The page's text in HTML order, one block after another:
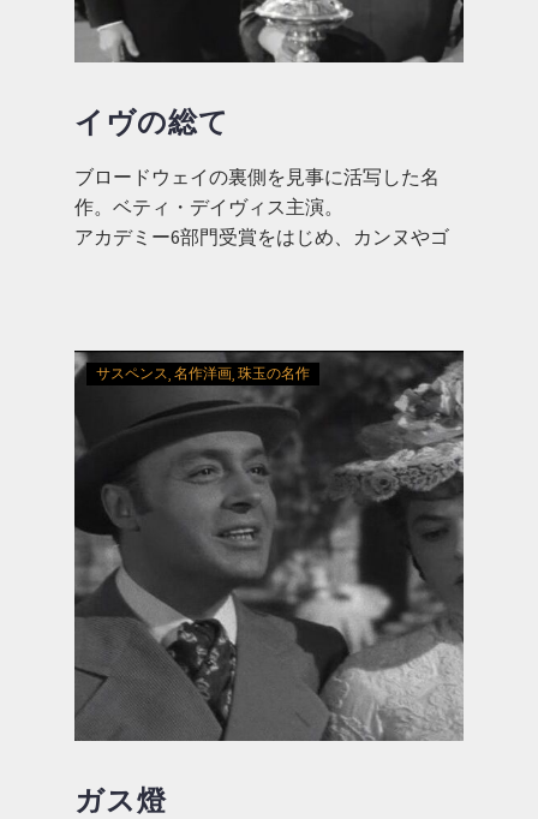
イヴの総て
ブロードウェイの裏側を見事に活写した名
作。ベティ・デイヴィス主演。
アカデミー6部門受賞をはじめ、カンヌやゴ
サスペンス 名作洋画 珠玉の名作
ガス燈